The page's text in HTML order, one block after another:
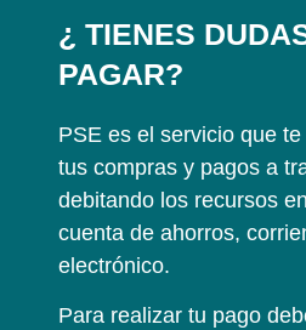
¿ TIENES
PAGAR?
PSE es el servicio que
tus compras y pagos a
debitando los recursos
cuenta de ahorros,
electrónico.
Para realizar tu pago